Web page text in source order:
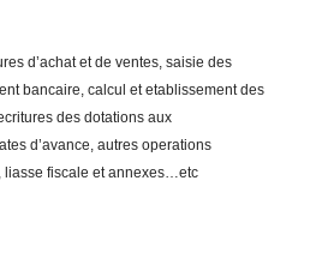
d’achat et de ventes, saisie des
bancaire, calcul et etablissement des
des dotations aux
d’avance, autres operations
liasse fiscale et annexes…etc